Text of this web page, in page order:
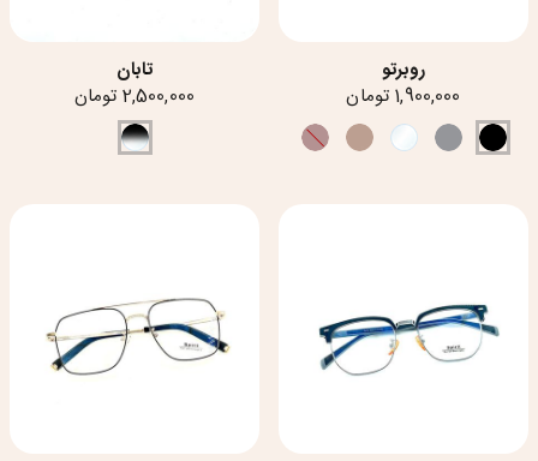
روبرتو
1,900,000 تومان
تابان
2,500,000 تومان